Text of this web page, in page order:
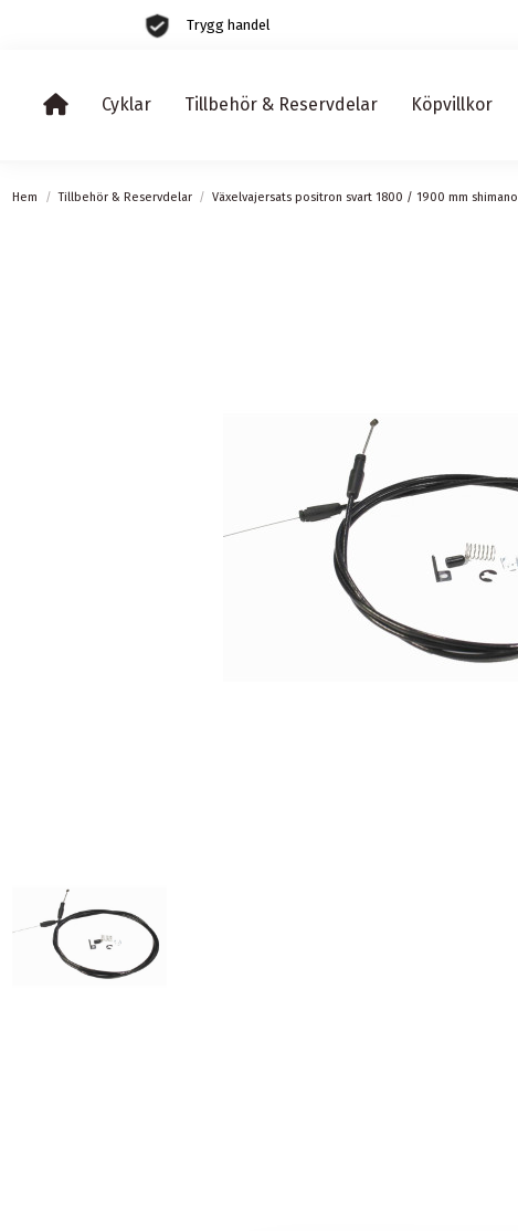
Trygg handel
Cyklar Tillbehör & Reservdelar Köpvillkor
Hem Tillbehör & Reservdelar Växelvajersats positron svart 1800 / 1900 mm shimano